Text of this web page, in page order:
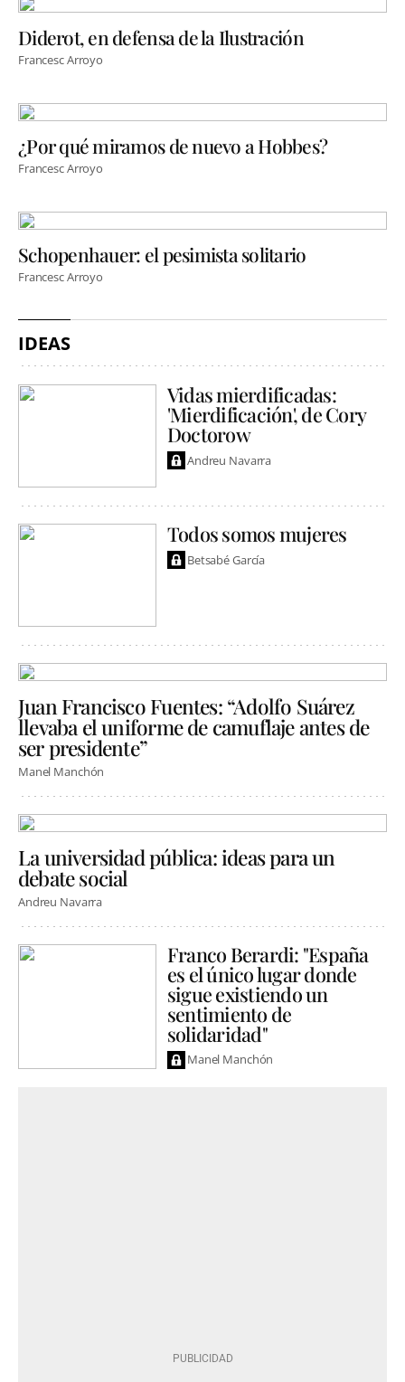
Diderot, en defensa de la Ilustración
Francesc Arroyo
¿Por qué miramos de nuevo a Hobbes?
Francesc Arroyo
Schopenhauer: el pesimista solitario
Francesc Arroyo
IDEAS
Vidas mierdificadas:
'Mierdificación', de Cory
Doctorow
Andreu Navarra
Todos somos mujeres
Betsabé García
Juan Francisco Fuentes: “Adolfo Suárez
llevaba el uniforme de camuflaje antes de
ser presidente”
Manel Manchón
La universidad pública: ideas para un
debate social
Andreu Navarra
Franco Berardi: "España
es el único lugar donde
sigue existiendo un
sentimiento de
solidaridad"
Manel Manchón